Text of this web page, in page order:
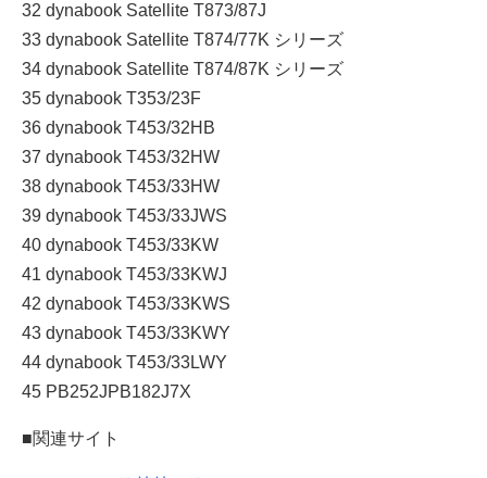
32 dynabook Satellite T873/87J
33 dynabook Satellite T874/77K シリーズ
34 dynabook Satellite T874/87K シリーズ
35 dynabook T353/23F
36 dynabook T453/32HB
37 dynabook T453/32HW
38 dynabook T453/33HW
39 dynabook T453/33JWS
40 dynabook T453/33KW
41 dynabook T453/33KWJ
42 dynabook T453/33KWS
43 dynabook T453/33KWY
44 dynabook T453/33LWY
45 PB252JPB182J7X
■関連サイト